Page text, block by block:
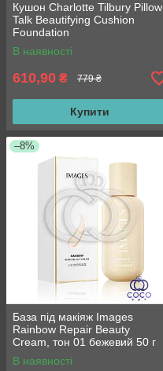
Кушон Charlotte Tilbury Pillow
Talk Beautifying Cushion
Foundation
В наявності
610,90 ₴ 779 ₴
Купити
–8%
База під макіяж Images
Rainbow Repair Beauty
Cream, тон 01 бежевий 50 г
В наявності